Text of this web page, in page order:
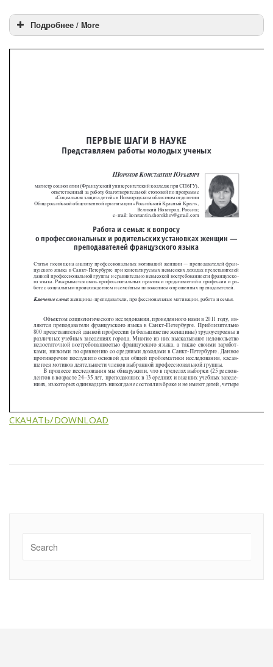
Подробнее / More
СКАЧАТЬ/DOWNLOAD